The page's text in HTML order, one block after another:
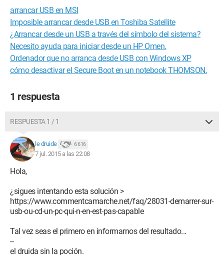
arrancar USB en MSI
Imposible arrancar desde USB en Toshiba Satellite
¿Arrancar desde un USB a través del símbolo del sistema?
Necesito ayuda para iniciar desde un HP Omen.
Ordenador que no arranca desde USB con Windows XP
cómo desactivar el Secure Boot en un notebook THOMSON.
1 respuesta
RESPUESTA 1 / 1
le druide 6 616
7 jul. 2015 a las 22:08
Hola,
¿sigues intentando esta solución >
https://www.commentcamarche.net/faq/28031-demarrer-sur-
usb-ou-cd-un-pc-qui-n-en-est-pas-capable
Tal vez seas el primero en informarnos del resultado...
--
el druida sin la poción.